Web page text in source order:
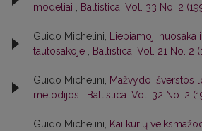
modeliai , Baltistica: Vol. 33 No. 2
Guido Michelini, Liepiamoji nuosaka
tautosakoje , Baltistica: Vol. 21 No. 2
Guido Michelini, Mažvydo išverstos
melodijos , Baltistica: Vol. 32 No. 2
Guido Michelini, Kai kurių